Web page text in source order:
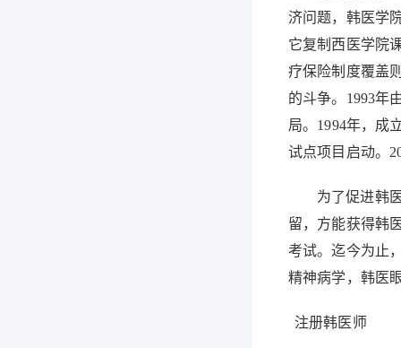
济问题，韩医学
它复制西医学院
疗保险制度覆盖
的斗争。 1993年
局。 1994年，成
试点项目启动。
为了促进韩
留，方能获得韩
考试。迄今为止
精神病学，韩医
注册韩医师